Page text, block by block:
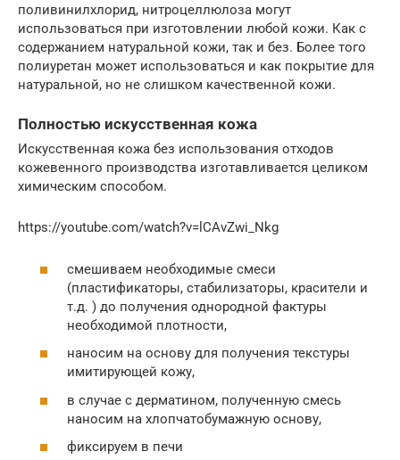
поливинилхлорид, нитроцеллюлоза могут
использоваться при изготовлении любой кожи. Как с
содержанием натуральной кожи, так и без. Более того
полиуретан может использоваться и как покрытие для
натуральной, но не слишком качественной кожи.
Полностью искусственная кожа
Искусственная кожа без использования отходов
кожевенного производства изготавливается целиком
химическим способом.
https://youtube.com/watch?v=lCAvZwi_Nkg
смешиваем необходимые смеси
(пластификаторы, стабилизаторы, красители и
т.д. ) до получения однородной фактуры
необходимой плотности,
наносим на основу для получения текстуры
имитирующей кожу,
в случае с дерматином, полученную смесь
наносим на хлопчатобумажную основу,
фиксируем в печи